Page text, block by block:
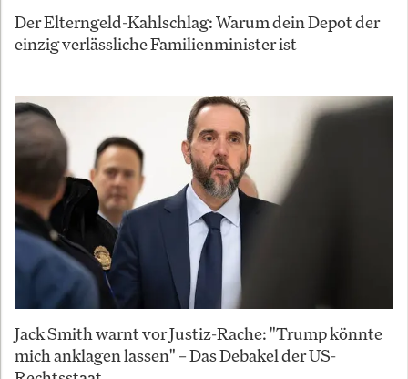
Der Elterngeld-Kahlschlag: Warum dein Depot der
einzig verlässliche Familienminister ist
Jack Smith warnt vor Justiz-Rache: "Trump könnte
mich anklagen lassen" – Das Debakel der US-